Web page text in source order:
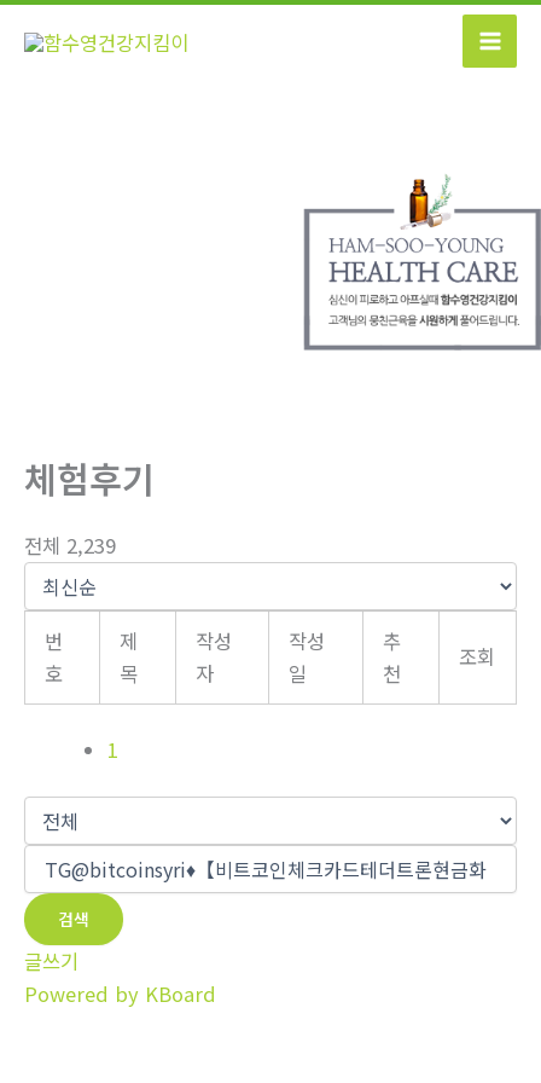
콘
체험후기
전체 2,239
번
호
제
목
작성
자
작성
일
추
천
조회
1
검색
글쓰기
Powered by KBoard